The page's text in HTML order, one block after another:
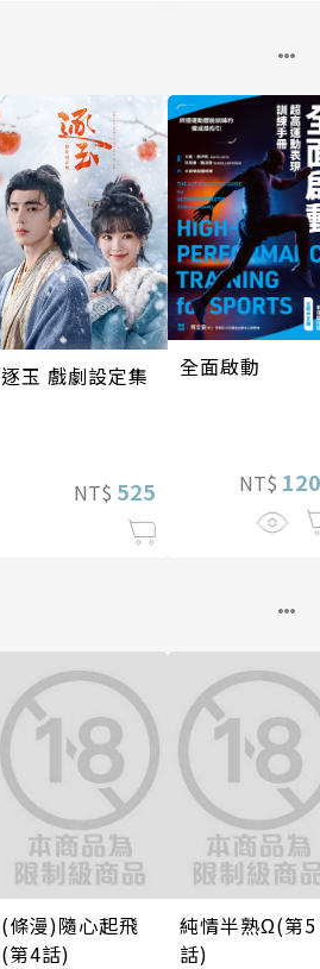
逐玉 戲劇設定集
NT$ 525
全面啟動
NT$
(條漫)隨心起飛
(第4話)
純情半熟Ω(第5
話)